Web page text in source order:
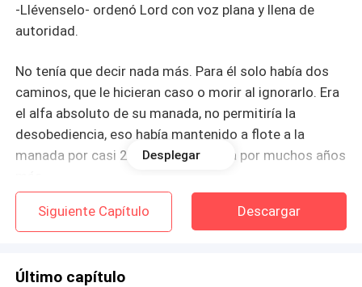
-Llévenselo- ordenó Lord con voz plana y llena de
autoridad.
No tenía que decir nada más. Para él solo había dos
caminos, que le hicieran caso o morir al ignorarlo. Era
el alfa absoluto de su manada, no permitiría la
desobediencia, eso había mantenido a flote a la
manada por casi 200 años. Y lo haría por muchos años
Senas asintió y con un movimiento de la cabeza los
dos lobos detrás de él se encargaron de morder por
parte de la cena de ese día y comenzaron a
Desplegar
Siguiente Capítulo Descargar
Último capítulo